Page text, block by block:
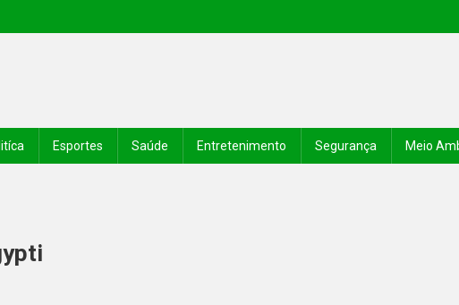
Esportes Saúde Entretenimento Segurança Meio